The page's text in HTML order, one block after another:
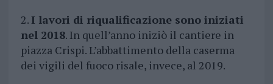
2. I lavori di riqualificazione sono iniziati
nel 2018. In quell’anno iniziò il cantiere in
piazza Crispi. L’abbattimento della caserma
dei vigili del fuoco risale, invece, al 2019.